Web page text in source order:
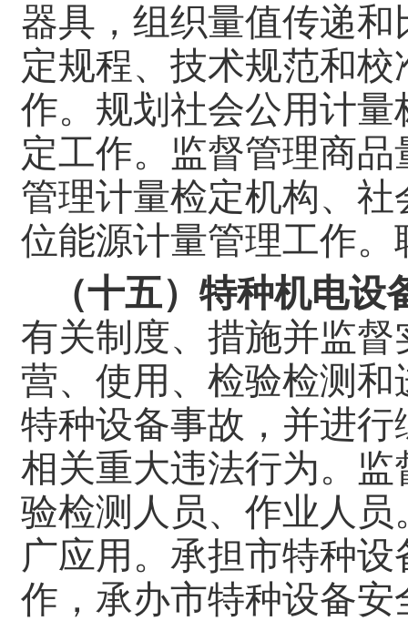
器具，组织量值传递
定规程、技术规范和
作。规划社会公用计
定工作。监督管理商
管理计量检定机构、
位能源计量管理工作。
（十五）特种机电
有关制度、措施并监
营、使用、检验检测
特种设备事故，并进
相关重大违法行为。
验检测人员、作业人
广应用。承担市特种
作，承办市特种设备